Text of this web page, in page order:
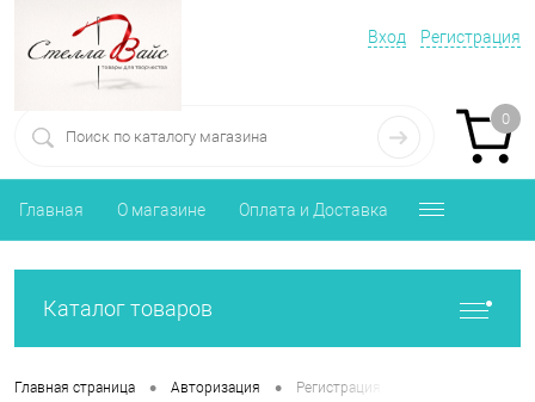
Вход Регистрация
0
Главная О магазине Оплата и Доставка
Каталог товаров
Главная страница • Авторизация • Регистрация